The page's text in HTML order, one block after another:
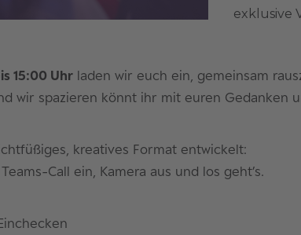
exklusive
15:00 Uhr laden wir euch ein, gemeinsam
wir spazieren könnt ihr mit euren Gedanken
kreatives Format entwickelt:
Call ein, Kamera aus und los geht’s.